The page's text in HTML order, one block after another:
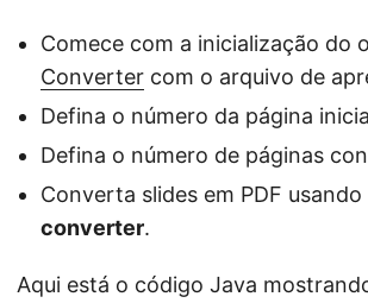
Comece com a inicialização do
Converter com o arquivo de
Defina o número da página
Defina o número de páginas
Converta slides em PDF
converter.
Aqui está o código Java